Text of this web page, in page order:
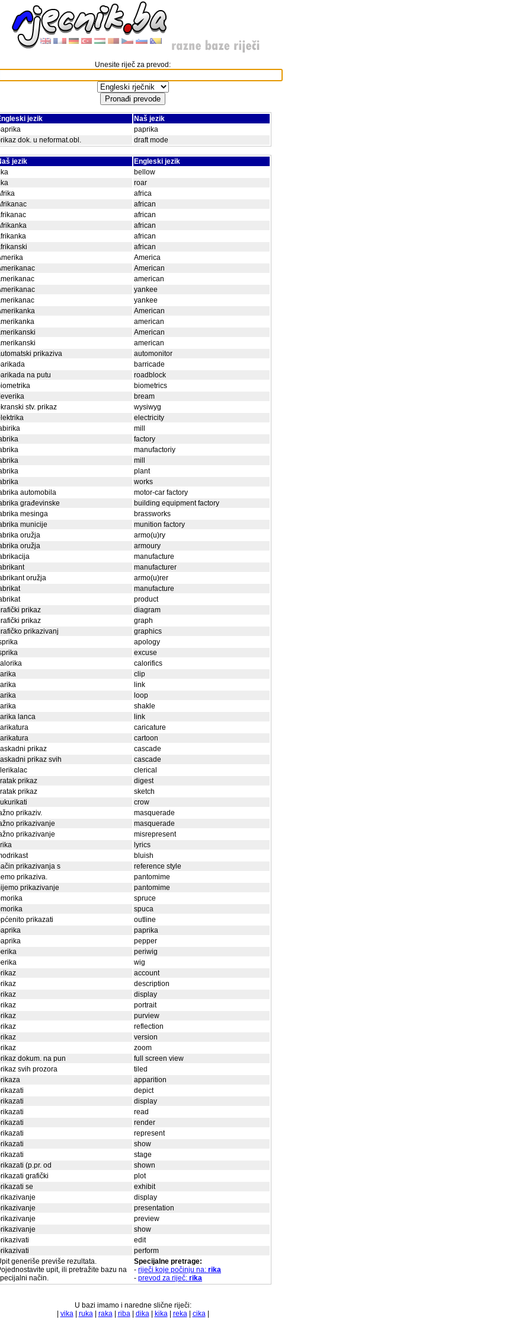
Unesite riječ za prevod:
jezik
Naš jezik
paprika
dok. u neformat.obl.
draft mode
jezik
Engleski jezik
bellow
roar
africa
african
african
african
african
african
America
American
american
yankee
yankee
American
american
American
american
prikaziva
automonitor
barricade
na putu
roadblock
biometrics
bream
stv. prikaz
wysiwyg
electricity
mill
factory
manufactoriy
mill
plant
works
automobila
motor-car factory
građevinske
building equipment factory
mesinga
brassworks
municije
munition factory
oružja
armo(u)ry
oružja
armoury
manufacture
manufacturer
oružja
armo(u)rer
manufacture
product
prikaz
diagram
prikaz
graph
prikazivanj
graphics
apology
excuse
calorifics
clip
link
loop
shakle
lanca
link
caricature
cartoon
prikaz
cascade
prikaz svih
cascade
clerical
prikaz
digest
prikaz
sketch
crow
prikaziv.
masquerade
prikazivanje
masquerade
prikazivanje
misrepresent
lyrics
bluish
prikazivanja s
reference style
prikaziva.
pantomime
prikazivanje
pantomime
spruce
spuca
prikazati
outline
paprika
pepper
periwig
wig
account
description
display
portrait
purview
reflection
version
zoom
dokum. na pun
full screen view
svih prozora
tiled
apparition
depict
display
read
render
represent
show
stage
(p.pr. od
shown
grafički
plot
se
exhibit
display
presentation
preview
show
edit
perform
generiše previše rezultata.
upit, ili pretražite bazu na
način.
Specijalne pretrage:
- riječi koje počinju na: rika
- prevod za riječ: rika
U bazi imamo i naredne slične riječi:
vika| ruka| raka| riba| dika| kika| reka| cika|